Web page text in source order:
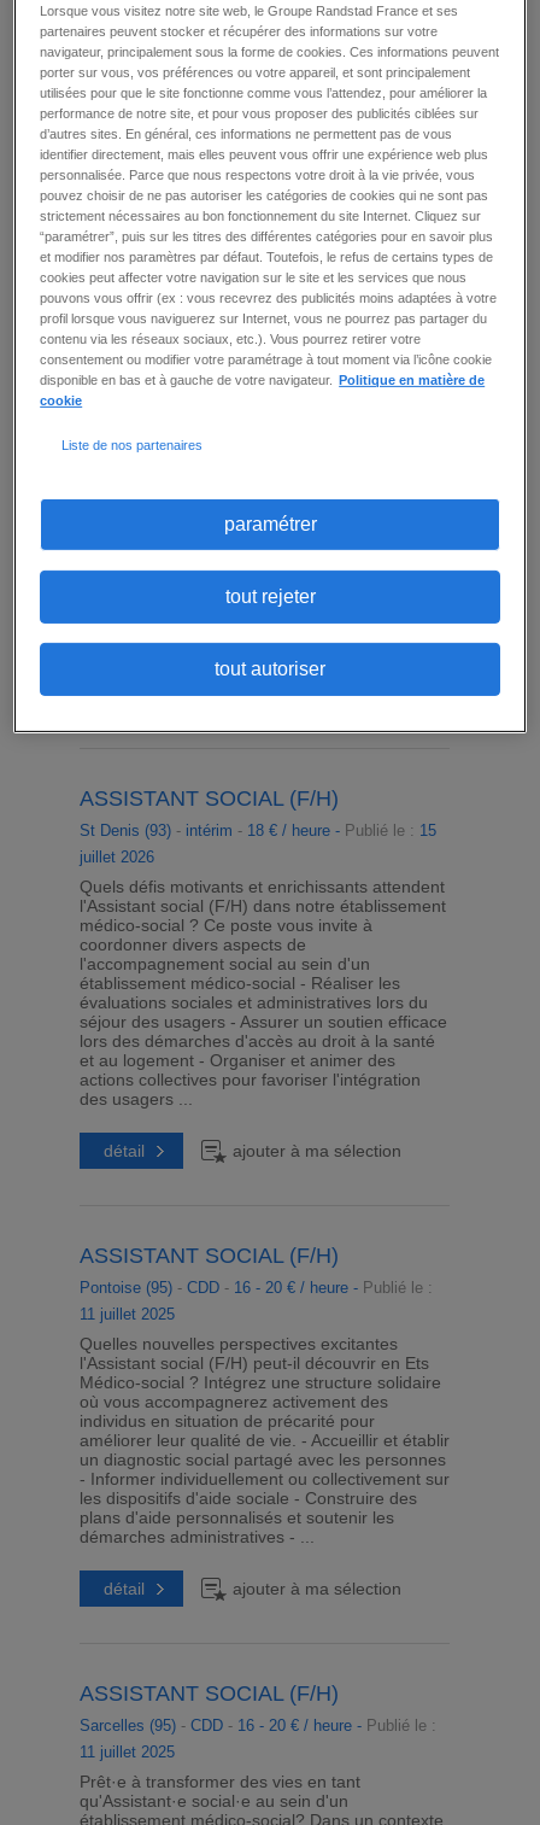
Souhaitez-vous transformer des parcours de vie
comme Assistant social,Intervenant d'action
sociale (F/H) en établissement médico-social ?
Au sein d'un établissement médico-social, vous
favorisez l'autonomie et la sécurisation des
parcours des personnes accompagnées - Vous
accueillez les résident·e·s et assurez leur
accompagnement social et juridique, de l'entrée
jusqu'à la sortie du dispositif - Vous animez des
actions collectives favorisant l'accès au
logement, à la santé et à l'insertion ...
détail ajouter à ma sélection
ASSISTANT SOCIAL (F/H)
Montigny Les Cormeilles (95) -intérim-18 € / heure
Accompagner les résidents dans les démarches
dans les hébergements diffus ; Participer à des
actions collectives Assurer le suivi des courriels
dans Outlook ; Assurer le suivi et la traçabilité
des situations dans les outils mis à disposition
(excel, word) ; Accompagner les résidents si
besoin à des rdv extérieurs ; Participer aux
différentes réunions en ...
détail ajouter à ma sélection
ASSISTANT SOCIAL (F/H)
St Denis (93)- intérim - 18 € / heure - Publié le : 15
juillet 2026
Quels défis motivants et enrichissants attendent
l'Assistant social (F/H) dans notre établissement
médico-social ? Ce poste vous invite à
coordonner divers aspects de
l'accompagnement social au sein d'un
établissement médico-social - Réaliser les
évaluations sociales et administratives lors du
séjour des usagers - Assurer un soutien efficace
lors des démarches d'accès au droit à la santé
et au logement - Organiser et animer des
actions collectives pour favoriser l'intégration
des usagers ...
détail ajouter à ma sélection
ASSISTANT SOCIAL (F/H)
Pontoise (95)- CDD - 16 - 20 € / heure - Publié le :
11 juillet 2025
Quelles nouvelles perspectives excitantes
l'Assistant social (F/H) peut-il découvrir en Ets
Médico-social ? Intégrez une structure solidaire
où vous accompagnerez activement des
individus en situation de précarité pour
améliorer leur qualité de vie. - Accueillir et établir
un diagnostic social partagé avec les personnes
- Informer individuellement ou collectivement sur
les dispositifs d'aide sociale - Construire des
plans d'aide personnalisés et soutenir les
démarches administratives - ...
détail ajouter à ma sélection
ASSISTANT SOCIAL (F/H)
Sarcelles (95)- CDD - 16 - 20 € / heure - Publié le :
11 juillet 2025
Prêt·e à transformer des vies en tant
qu'Assistant·e social·e au sein d'un
établissement médico-social? Dans un contexte
Lorsque vous visitez notre site web, le Groupe Randstad France et ses
partenaires peuvent stocker et récupérer des informations sur votre
navigateur, principalement sous la forme de cookies. Ces informations peuvent
porter sur vous, vos préférences ou votre appareil, et sont principalement
utilisées pour que le site fonctionne comme vous l’attendez, pour améliorer la
performance de notre site, et pour vous proposer des publicités ciblées sur
d’autres sites. En général, ces informations ne permettent pas de vous
identifier directement, mais elles peuvent vous offrir une expérience web plus
personnalisée. Parce que nous respectons votre droit à la vie privée, vous
pouvez choisir de ne pas autoriser les catégories de cookies qui ne sont pas
strictement nécessaires au bon fonctionnement du site Internet. Cliquez sur
“paramétrer”, puis sur les titres des différentes catégories pour en savoir plus
et modifier nos paramètres par défaut. Toutefois, le refus de certains types de
cookies peut affecter votre navigation sur le site et les services que nous
pouvons vous offrir (ex : vous recevrez des publicités moins adaptées à votre
profil lorsque vous naviguerez sur Internet, vous ne pourrez pas partager du
contenu via les réseaux sociaux, etc.). Vous pourrez retirer votre
consentement ou modifier votre paramétrage à tout moment via l’icône cookie
disponible en bas et à gauche de votre navigateur.
Politique en matière de
cookie
Liste de nos partenaires
paramétrer
tout rejeter
tout autoriser